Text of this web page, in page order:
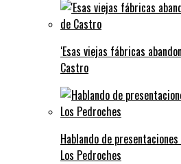
‘Esas viejas fábricas
Castro
Hablando de
Los Pedroches